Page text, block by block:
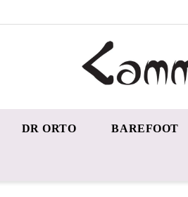
DR ORTO BAREFOOT